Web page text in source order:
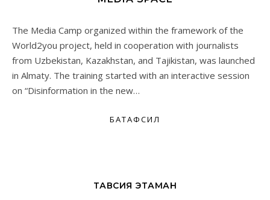
The Media Camp organized within the framework of the
World2you project, held in cooperation with journalists
from Uzbekistan, Kazakhstan, and Tajikistan, was launched
in Almaty. The training started with an interactive session
on “Disinformation in the new…
БАТАФСИЛ
ТАВСИЯ ЭТАМАН